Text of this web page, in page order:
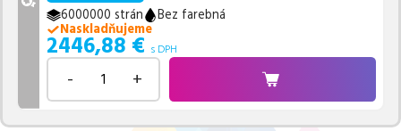
6000000 strán
Bez farebná
Naskladňujeme
2446,88 € s DPH
- +